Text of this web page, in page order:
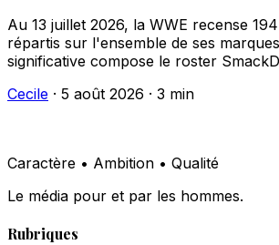
Au 13 juillet 2026, la WWE recense
répartis sur l'ensemble de ses
significative compose le roster
Cecile · 5 août 2026 · 3 min
Caractère • Ambition • Qualité
Le média pour et par les hommes.
Rubriques